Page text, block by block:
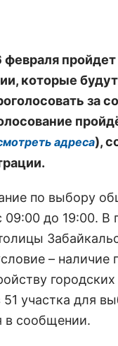
февраля
которые
за
адреса),
по выбору
09:00 до 19:00. В
– наличие
участка для
в сообщении.